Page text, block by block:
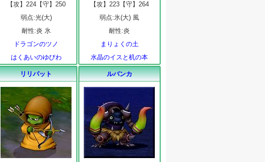
【攻】224【守】250
弱点:光(大)
耐性:炎 氷
ドラゴンのツノ
はくあいのゆびわ
【攻】223【守】264
弱点:氷(大) 風
耐性:炎
まりょくの土
水晶のイスと机の本
リリパット ルバンカ